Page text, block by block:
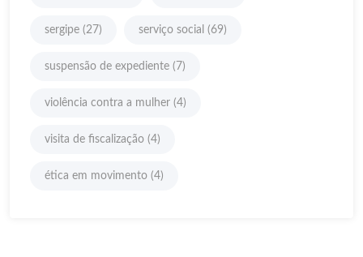
sergipe (27) serviço social (69)
suspensão de expediente (7)
violência contra a mulher (4)
visita de fiscalização (4)
ética em movimento (4)